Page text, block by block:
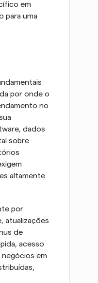
em
para uma
por onde o
no
dados
sobre
altamente
por
atualizações
de
acesso
negócios em